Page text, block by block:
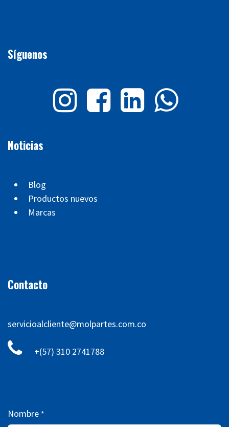
Síguenos
Noticias
Blog
Productos nuevos
Marcas
Contacto
servicioalcliente@molpartes.com.co
+(57) 310 2741788
Nombre *